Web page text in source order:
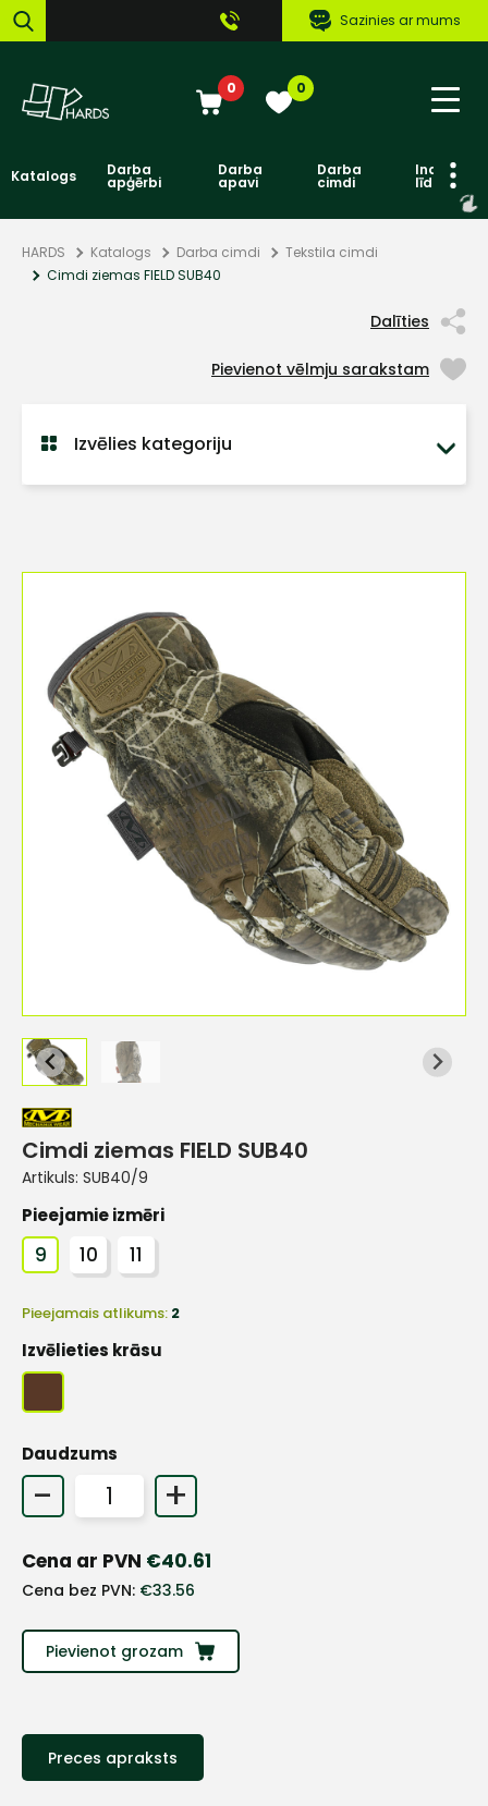
Sazinies ar mums
0 0
Katalogs Darba
apģērbi
Darba
apavi
Darba
cimdi līdzekļi
HARDS Katalogs Darba cimdi
Tekstila cimdi
Cimdi ziemas FIELD SUB40
Dalīties
Pievienot vēlmju sarakstam
Izvēlies kategoriju
Cimdi ziemas FIELD SUB40
Artikuls: SUB40/9
Pieejamie izmēri
9 10 11
Pieejamais atlikums: 2
Izvēlieties krāsu
Daudzums
- +
Cena ar PVN €40.61
Cena bez PVN: €33.56
Pievienot grozam
Preces apraksts
+